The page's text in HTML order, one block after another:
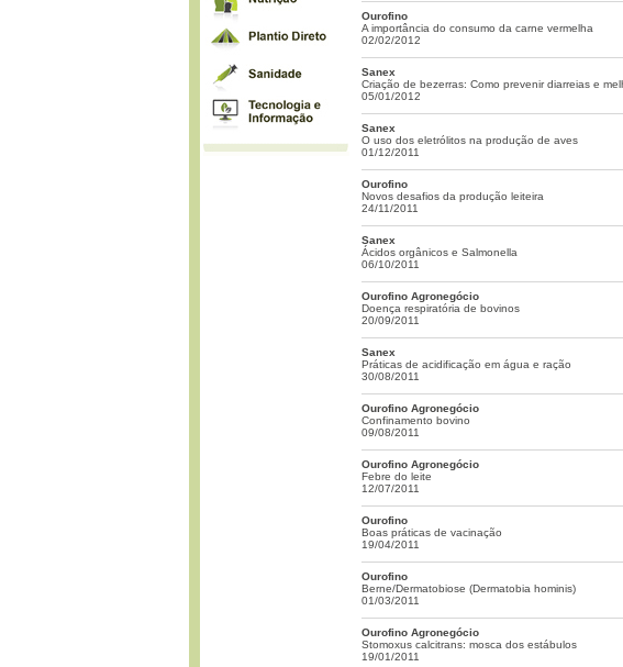
Ourofino
A importância do consumo da carne vermelha
02/02/2012
Sanex
Criação de bezerras: Como prevenir diarreias e
05/01/2012
Sanex
O uso dos eletrólitos na produção de aves
01/12/2011
Ourofino
Novos desafios da produção leiteira
24/11/2011
Sanex
Ácidos orgânicos e Salmonella
06/10/2011
Ourofino Agronegócio
Doença respiratória de bovinos
20/09/2011
Sanex
Práticas de acidificação em água e ração
30/08/2011
Ourofino Agronegócio
Confinamento bovino
09/08/2011
Ourofino Agronegócio
Febre do leite
12/07/2011
Ourofino
Boas práticas de vacinação
19/04/2011
Ourofino
Berne/Dermatobiose (Dermatobia hominis)
01/03/2011
Ourofino Agronegócio
Stomoxus calcitrans: mosca dos estábulos
19/01/2011